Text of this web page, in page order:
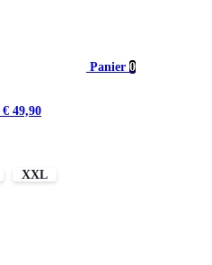
Panier 0
€ 49,90
XXL